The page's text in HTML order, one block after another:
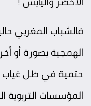
فالشباب المغربي
الهمجية بصورة أو
حتمية في ظل غياب
المؤسسات التربوية